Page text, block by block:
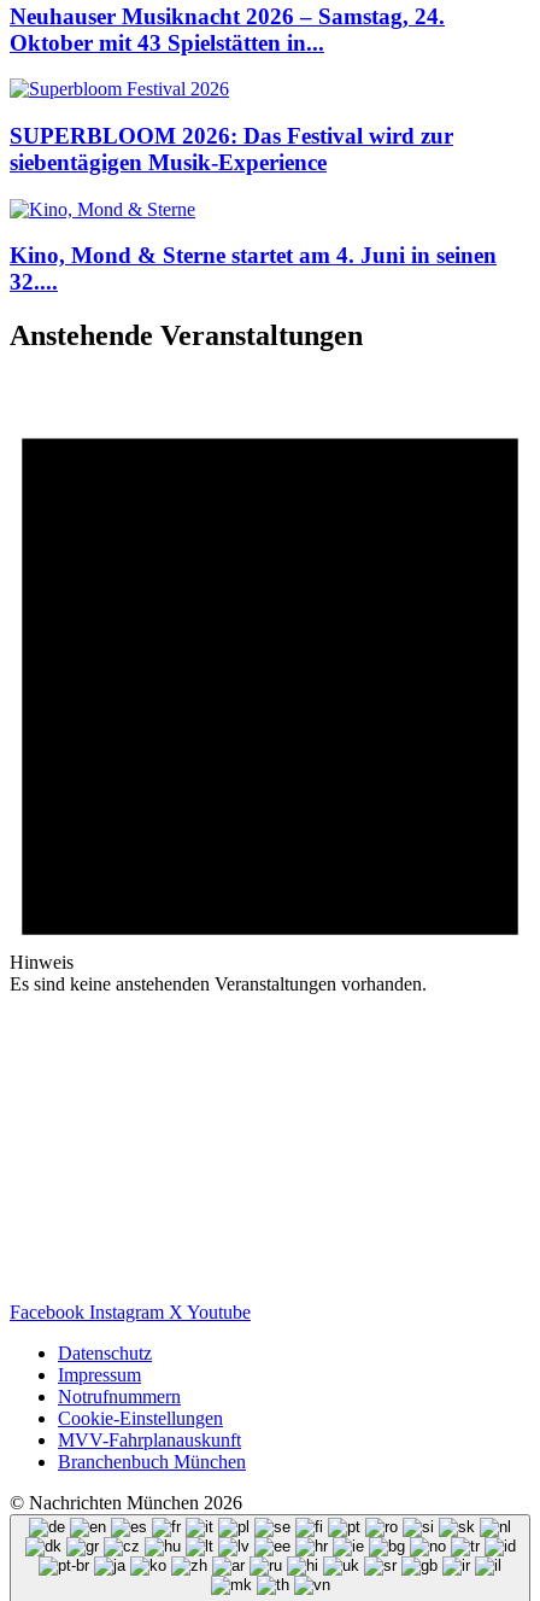
Neuhauser Musiknacht 2026 – Samstag, 24.
Oktober mit 43 Spielstätten in...
SUPERBLOOM 2026: Das Festival wird zur
siebentägigen Musik-Experience
Kino, Mond & Sterne startet am 4. Juni in seinen
32....
Anstehende Veranstaltungen
Hinweis
Es sind keine anstehenden Veranstaltungen vorhanden.
Facebook Instagram XYoutube
Datenschutz
Impressum
Notrufnummern
Cookie-Einstellungen
MVV-Fahrplanauskunft
Branchenbuch München
© Nachrichten München 2026